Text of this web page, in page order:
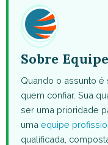
Sobre
Quando o assunto
quem confiar. Sua
ser uma prioridade
uma equipe
qualificada,